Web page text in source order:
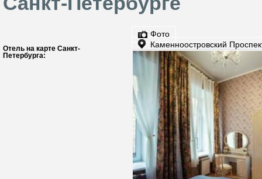
Отель на карте Санкт-
Петербурга:
Фото
Каменноостровский